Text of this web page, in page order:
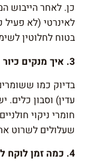
לאינרטי (לא פעיל
בטוח לחלוטין
3. איך מנקים כיור מטבח שעבר חידוש?
בדיוק כמו
עדין) וסבון כלים.
חומרי ניקוי
שעלולים לשרוט
4. כמה זמן לוקח לבצע חידוש כיור מטבח?